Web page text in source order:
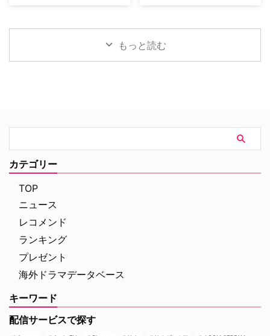
を、新たな角度から解き明かして
日本唯一のミステリードラマ専門
ル」は、現地体験型アクティビテ
ィ専門予約サイト「ベルトラ」特
別協力のもと、8月20日（木）19
時よりパリ生中継オンラインツア
を、リアルタイムで堪能 8月5日
（水）にスタートした「ミステリ
ーチャンネル倶楽部プレミアム」
は、ミステリーの世界を味わい尽
J.J.エイブラムスが製作プロデュ
イ、ユアン・マクレガーが共演す
る映画『オークストリートの異
変』の公開に先立ち、迫力満点な
新ビジュアルと、本編映像が公開
アスな世界観で映画ファンの注目
を集めていた本作。続く本予告で
して、平穏に暮らしていた“普通
もっと読む
カテゴリー
TOP
ニュース
レコメンド
ランキング
プレゼント
海外ドラマデータベース
キーワード
配信サービスで探す